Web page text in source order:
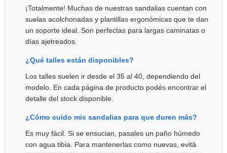
¡Totalmente! Muchas de nuestras sandalias cuentan con
suelas acolchonadas y plantillas ergonómicas que te dan
un soporte ideal. Son perfectas para largas caminatas o
días ajetreados.
¿Qué talles están disponibles?
Los talles suelen ir desde el 35 al 40, dependiendo del
modelo. En cada página de producto podés encontrar el
detalle del stock disponible.
¿Cómo cuido mis sandalias para que duren más?
Es muy fácil. Si se ensucian, pasales un paño húmedo
con agua tibia. Para mantenerlas como nuevas, evitá